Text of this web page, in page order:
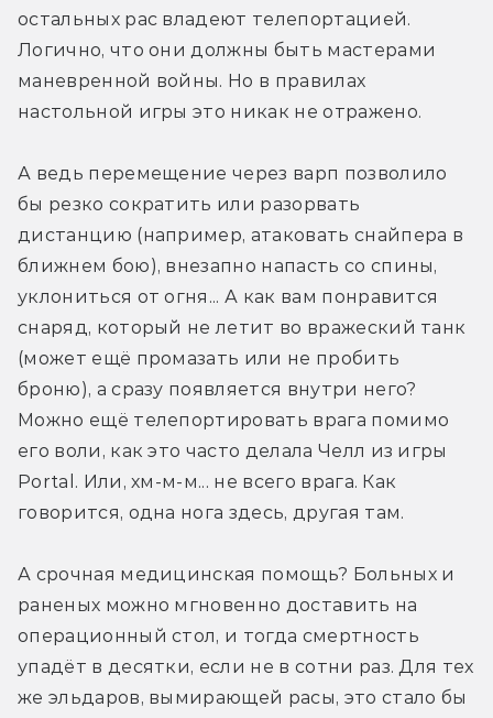
остальных рас владеют телепортацией.
Логично, что они должны быть мастерами
маневренной войны. Но в правилах
настольной игры это никак не отражено.
А ведь перемещение через варп позволило
бы резко сократить или разорвать
дистанцию (например, атаковать снайпера в
ближнем бою), внезапно напасть со спины,
уклониться от огня... А как вам понравится
снаряд, который не летит во вражеский танк
(может ещё промазать или не пробить
броню), а сразу появляется внутри него?
Можно ещё телепортировать врага помимо
его воли, как это часто делала Челл из игры
Portal. Или, хм-м-м... не всего врага. Как
говорится, одна нога здесь, другая там.
А срочная медицинская помощь? Больных и
раненых можно мгновенно доставить на
операционный стол, и тогда смертность
упадёт в десятки, если не в сотни раз. Для тех
же эльдаров, вымирающей расы, это стало бы